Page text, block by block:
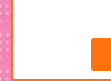
ナチュラル
ナチュラル